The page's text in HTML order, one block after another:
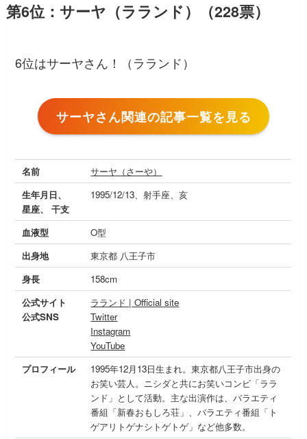
第6位：サーヤ（ラランド）（228票）
6位はサーヤさん！（ラランド）
サーヤさん関連の記事一覧を見る
名前
サーヤ（さーや）
生年月日、
星座、 干支
1995/12/13、射手座、亥
血液型
O型
出身地
東京都 八王子市
身長
158cm
公式サイト
公式SNS
ラランド | Official site
Twitter
Instagram
YouTube
プロフィール
1995年12月13日生まれ。東京都八王子市出身の
お笑い芸人。ニシダと共にお笑いコンビ「ララ
ンド」として活動。主な出演作は、バラエティ
番組「新春おもしろ荘」、バラエティ番組「ト
ゲアリトゲナシトゲトゲ」など他多数。